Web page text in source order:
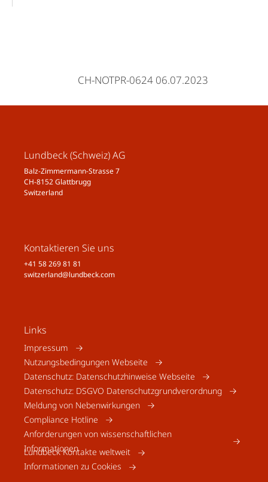
CH-NOTPR-0624 06.07.2023
Lundbeck (Schweiz) AG
Balz-Zimmermann-Strasse 7
CH-8152 Glattbrugg
Switzerland
Kontaktieren Sie uns
+41 58 269 81 81
switzerland@lundbeck.com
Links
Impressum
Nutzungsbedingungen Webseite
Datenschutz: Datenschutzhinweise Webseite
Datenschutz: DSGVO Datenschutzgrundverordnung
Meldung von Nebenwirkungen
Compliance Hotline
Anforderungen von wissenschaftlichen
Informationen
Lundbeck Kontakte weltweit
Informationen zu Cookies